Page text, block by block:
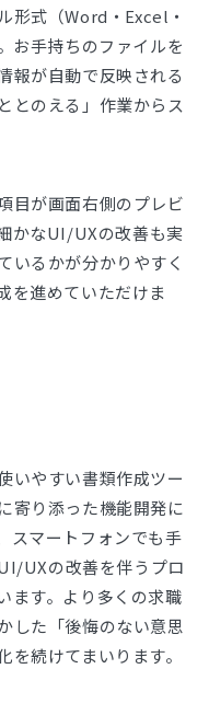
形式（Word・Excel・
お手持ちのファイルを
報が自動で反映される
とのえる」作業からス
目が画面右側のプレビ
かなUI/UXの改善も実
いるかが分かりやすく
を進めていただけま
いやすい書類作成ツー
寄り添った機能開発に
スマートフォンでも手
UXの改善を伴うプロ
ます。より多くの求職
した「後悔のない意思
続けてまいります。